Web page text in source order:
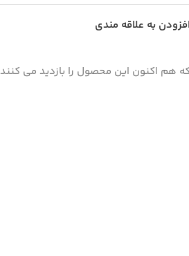
افزودن به علاقه مندی
هم اکنون این محصول را بازدید می کنند